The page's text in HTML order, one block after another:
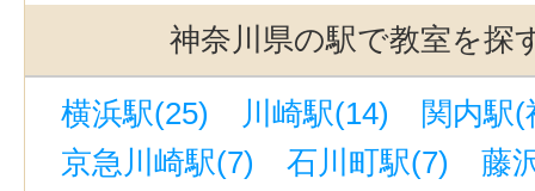
横浜市金沢区(2)
横浜市港北区
横浜市戸塚区(1)
横浜市港南区
横浜市旭区(2)
横浜市緑区(2)
横浜市瀬谷区(1)
横浜市泉区(2)
神奈川県の駅で教室を探
横浜駅(25) 川崎駅(14)
関内駅
京急川崎駅(7)
石川町駅(7)
藤